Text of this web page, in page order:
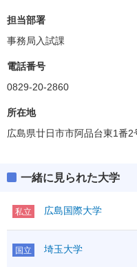
偏差値
看護
担当部署
事務局入試課
電話番号
0829-20-2860
所在地
広島県廿日市市阿品台東1番2
一緒に見られた大学
私立 広島国際大学
国立 埼玉大学